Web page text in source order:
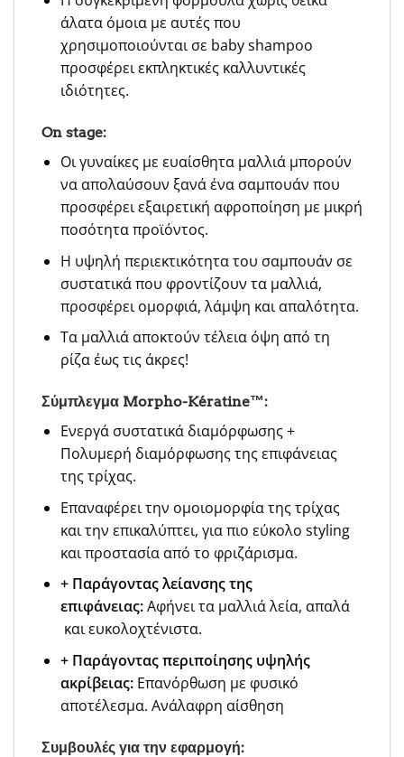
άλατα όμοια με αυτές που
χρησιμοποιούνται σε baby shampoo
προσφέρει εκπληκτικές καλλυντικές
ιδιότητες.
On stage:
Οι γυναίκες με ευαίσθητα μαλλιά μπορούν
να απολαύσουν ξανά ένα σαμπουάν που
προσφέρει εξαιρετική αφροποίηση με μικρή
ποσότητα προϊόντος.
Η υψηλή περιεκτικότητα του σαμπουάν σε
συστατικά που φροντίζουν τα μαλλιά,
προσφέρει ομορφιά, λάμψη και απαλότητα.
Τα μαλλιά αποκτούν τέλεια όψη από τη
ρίζα έως τις άκρες!
Σύμπλεγμα Morpho-Kératine™:
Ενεργά συστατικά διαμόρφωσης +
Πολυμερή διαμόρφωσης της επιφάνειας
της τρίχας.
Επαναφέρει την ομοιομορφία της τρίχας
και την επικαλύπτει, για πιο εύκολο styling
και προστασία από το φριζάρισμα.
+ Παράγοντας λείανσης της
επιφάνειας:Αφήνει τα μαλλιά λεία, απαλά
και ευκολοχτένιστα.
+ Παράγοντας περιποίησης υψηλής
ακρίβειας:Επανόρθωση με φυσικό
αποτέλεσμα. Ανάλαφρη αίσθηση
Συμβουλές για την εφαρμογή: